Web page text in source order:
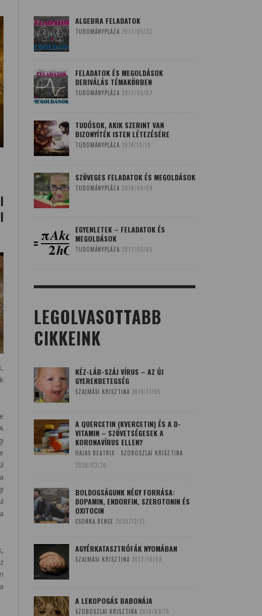
ALGEBRA FELADATOK
TUDOMÁNYPLÁZA 2017/05/23
FELADATOK ÉS MEGOLDÁSOK
DERIVÁLÁS TÉMAKÖRBEN
TUDOMÁNYPLÁZA 2017/05/07
TUDÓSOK, AKIK SZERINT VAN
BIZONYÍTÉK ISTEN LÉTEZÉSÉRE
TUDOMÁNYPLÁZA 2014/10/19
SZÖVEGES FELADATOK ÉS MEGOLDÁSOK
TUDOMÁNYPLÁZA 2019/04/09
EGYENLETEK – FELADATOK ÉS
MEGOLDÁSOK
TUDOMÁNYPLÁZA 2017/05/05
LEGOLVASOTTABB
CIKKEINK
KÉZ-LÁB-SZÁJ VÍRUS – AZ ÚJ
GYEREKBETEGSÉG
SZALMÁSI KRISZTINA 2014/11/05
A QUERCETIN (KVERCETIN) ÉS A D-
VITAMIN – SZÖVETSÉGESEK A
KORONAVÍRUS ELLEN?
HAJAS BEATRIX - SZOBOSZLAI KRISZTINA
2020/03/20
BOLDOGSÁGUNK NÉGY FORRÁSA:
DOPAMIN, ENDORFIN, SZEROTONIN ÉS
OXITOCIN
CSONKA BENCE 2020/12/12
AGYÉRKATASZTRÓFÁK NYOMÁBAN
SZALMÁSI KRISZTINA 2017/10/08
A LEKOPOGÁS BABONÁJA
SZOBOSZLAI KRISZTINA 2018/03/15